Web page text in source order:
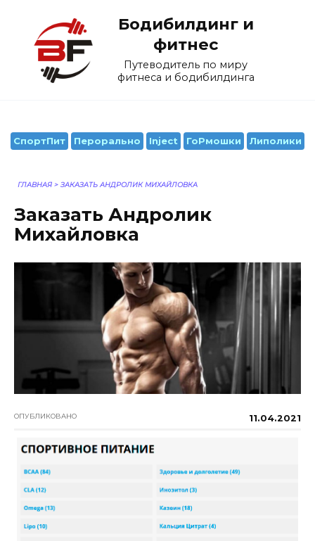
содержанию
Бодибилдинг и
фитнес
Путеводитель по миру
фитнеса и бодибилдинга
СпортПит Перорально Inject ГоРмошки Липолики
ГЛАВНАЯ > ЗАКАЗАТЬ АНДРОЛИК МИХАЙЛОВКА
Заказать Андролик
Михайловка
ОПУБЛИКОВАНО 11.04.2021